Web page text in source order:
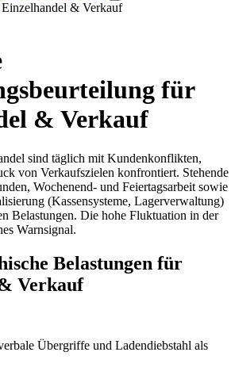
Einzelhandel & Verkauf
für
& Verkauf
sind täglich mit Kundenkonflikten,
von Verkaufszielen konfrontiert. Stehende
Wochenend- und Feiertagsarbeit sowie
(Kassensysteme, Lagerverwaltung)
Belastungen. Die hohe Fluktuation in der
Warnsignal.
Belastungen für
Verkauf
Übergriffe und Ladendiebstahl als